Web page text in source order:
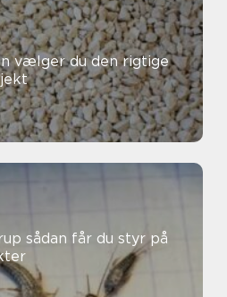
vælger du den rigtige
på